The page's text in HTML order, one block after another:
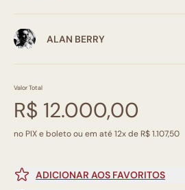
ALAN BERRY
Valor Total
R$ 12.000,00
no PIX e boleto ou em até 12x de R$ 1.107,50
ADICIONAR AOS FAVORITOS